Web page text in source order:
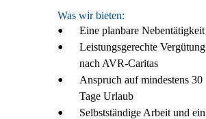
Was wir bieten:
Eine planbare Nebentätigkeit
Leistungsgerechte Vergütung
nach AVR-Caritas
Anspruch auf mindestens 30
Tage Urlaub
Selbstständige Arbeit und ein